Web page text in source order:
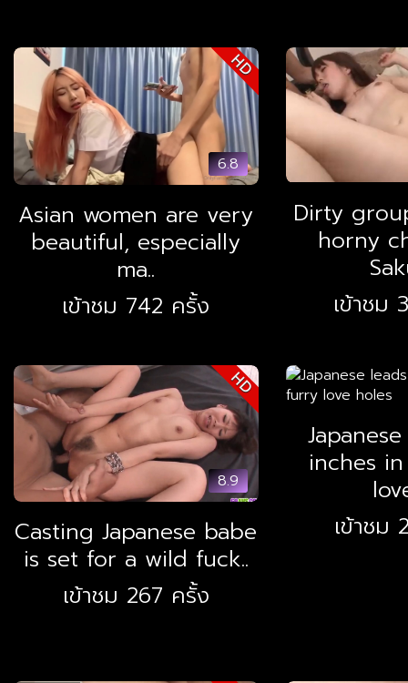
6.8
HD
Asian women are very
beautiful, especially
ma..
เข้าชม 742 ครั้ง
Dirty
horny
เข้าชม
8.9
HD
Casting Japanese babe
is set for a wild fuck..
เข้าชม 267 ครั้ง
inches
เข้าชม